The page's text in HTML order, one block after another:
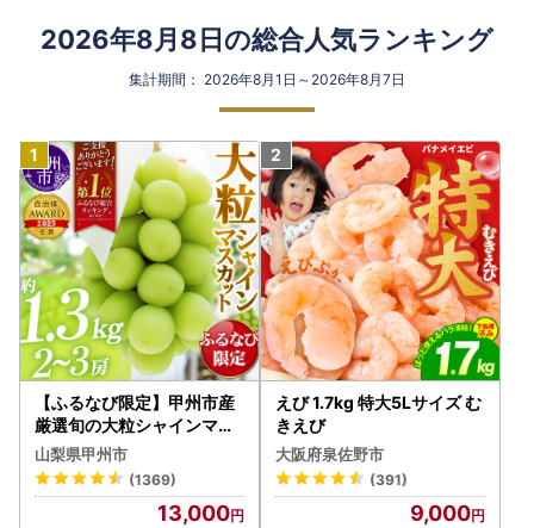
2026年8月8日の総合人気ランキング
集計期間： 2026年8月1日～2026年8月7日
【ふるなび限定】甲州市産
厳選旬の大粒シャインマス
カット 約1.3kg 2～3房【2
026年発送】（MG）B12-
472 FN-Limited-VO シャ
インマスカット フルーツ
山梨県甲州市
(1369)
13,000
えび 1.7kg 特大5Lサイズ む
きえび
大阪府泉佐野市
(391)
9,000